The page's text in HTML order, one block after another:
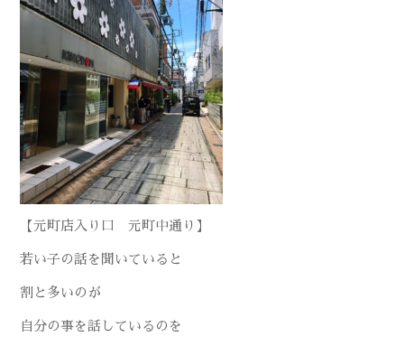
【元町店入り口 元町中通り】
若い子の話を聞いていると
割と多いのが
自分の事を話しているのを